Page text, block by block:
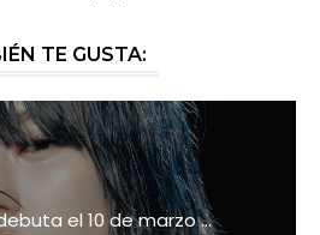
TE GUSTA:
el 10 de marzo ...